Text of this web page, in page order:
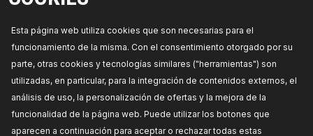
Esta página web utiliza cookies que son necesarias para el
funcionamiento de la misma. Con el consentimiento otorgado por su
parte, otras cookies y tecnologías similares ("herramientas") son
utilizadas, en particular, para la integración de contenidos externos, el
análisis de uso, la personalización de ofertas y la mejora de la
funcionalidad de la página web. Puede utilizar los botones que
aparecen a continuación para aceptar o rechazar todas estas
PRECIO PARA DISTRIBUIDORES
1217B0019
RIDEX Juego de tornillos de culata
Medida de rosca:M10, Longitud [mm]:140,
10,Paso de rosca 1 [mm]:1,25,Número de
referencia del fabricante:1217B0019,Fabricante: